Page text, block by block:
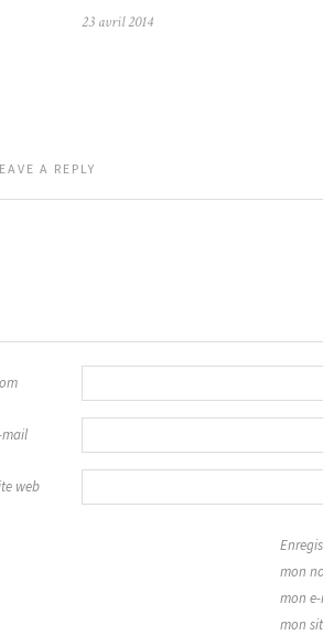
23 avril 2014
A REPLY
mail
web
mon
mon
mon